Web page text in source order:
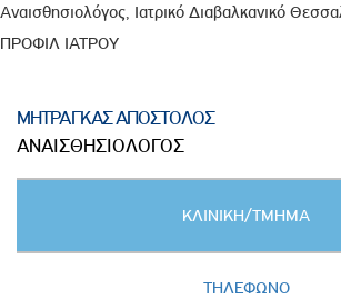
Αναισθησιολόγος, Ιατρικό Διαβαλκανικό
ΠΡΟΦΙΛ ΙΑΤΡΟΥ
ΜΗΤΡΑΓΚΑΣ ΑΠΟΣΤΟΛΟΣ
ΑΝΑΙΣΘΗΣΙΟΛΟΓΟΣ
ΚΛΙΝΙΚΗ/ΤΜΗΜΑ
ΤΗΛΕΦΩΝΟ